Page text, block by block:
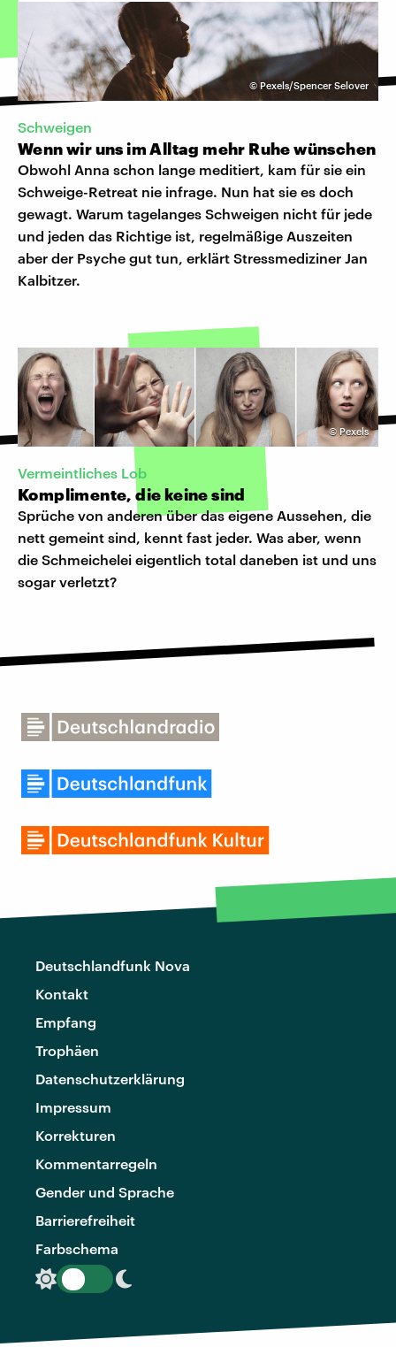
©Pexels/Spencer Selover
Schweigen
Wenn wir uns im Alltag mehr Ruhe wünschen
Obwohl Anna schon lange meditiert, kam für sie ein
Schweige-Retreat nie infrage. Nun hat sie es doch
gewagt. Warum tagelanges Schweigen nicht für jede
und jeden das Richtige ist, regelmäßige Auszeiten
aber der Psyche gut tun, erklärt Stressmediziner Jan
Kalbitzer.
©Pexels
Vermeintliches Lob
Komplimente, die keine sind
Sprüche von anderen über das eigene Aussehen, die
nett gemeint sind, kennt fast jeder. Was aber, wenn
die Schmeichelei eigentlich total daneben ist und uns
sogar verletzt?
Deutschlandfunk Nova
Kontakt
Empfang
Trophäen
Datenschutzerklärung
Impressum
Korrekturen
Kommentarregeln
Gender und Sprache
Barrierefreiheit
Farbschema